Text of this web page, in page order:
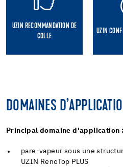
UZIN RECOMMANDATION DE
COLLE
UZIN
DOMAINES
Principal domaine d'application :
pare-vapeur sous une
UZIN RenoTop PLUS